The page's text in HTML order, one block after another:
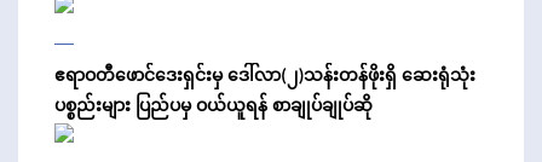
ဧရာဝတီဖောင်ဒေးရှင်းမှ ဒေါ်လာ(၂)သန်းတန်ဖိုးရှိ ဆေးရုံသုံး
ပစ္စည်းများ ပြည်ပမှ ဝယ်ယူရန် စာချုပ်ချုပ်ဆို